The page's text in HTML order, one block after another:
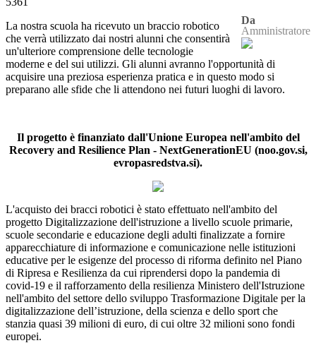
Da
Amministratore
La nostra scuola ha ricevuto un braccio robotico
che verrà utilizzato dai nostri alunni che consentirà
un'ulteriore comprensione delle tecnologie
moderne e del sui utilizzi. Gli alunni avranno l'opportunità di
acquisire una preziosa esperienza pratica e in questo modo si
preparano alle sfide che li attendono nei futuri luoghi di lavoro.
Il progetto è finanziato dall'Unione Europea nell'ambito del
Recovery and Resilience Plan - NextGenerationEU (noo.gov.si,
evropasredstva.si).
L'acquisto dei bracci robotici è stato effettuato nell'ambito del
progetto Digitalizzazione dell'istruzione a livello scuole primarie,
scuole secondarie e educazione degli adulti finalizzate a fornire
apparecchiature di informazione e comunicazione nelle istituzioni
educative per le esigenze del processo di riforma definito nel Piano
di Ripresa e Resilienza da cui riprendersi dopo la pandemia di
covid-19 e il rafforzamento della resilienza Ministero dell'Istruzione
nell'ambito del settore dello sviluppo Trasformazione Digitale per la
digitalizzazione dell’istruzione, della scienza e dello sport che
stanzia quasi 39 milioni di euro, di cui oltre 32 milioni sono fondi
europei.